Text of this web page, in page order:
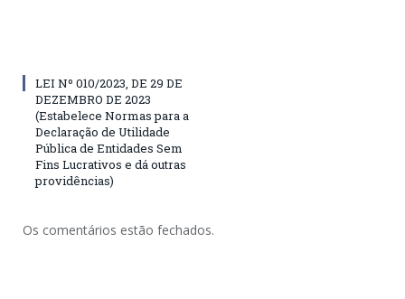
LEI Nº 010/2023, DE 29 DE
DEZEMBRO DE 2023
(Estabelece Normas para a
Declaração de Utilidade
Pública de Entidades Sem
Fins Lucrativos e dá outras
providências)
Os comentários estão fechados.